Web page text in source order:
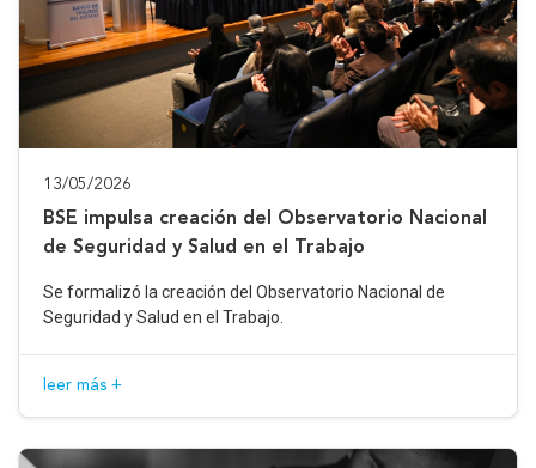
13/05/2026
BSE impulsa creación del Observatorio Nacional
de Seguridad y Salud en el Trabajo
Se formalizó la creación del Observatorio Nacional de
Seguridad y Salud en el Trabajo.
leer más +